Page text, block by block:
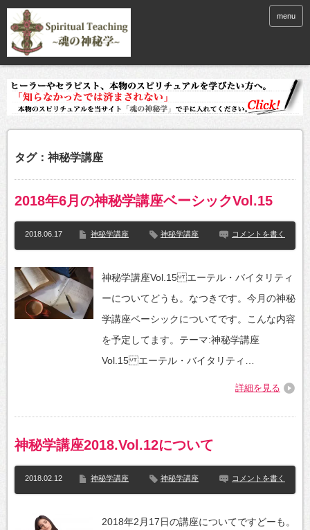
menu
タグ：神秘学講座
2018年6月の神秘学講座ベーシックVol.15
2018.06.17 神秘学講座 神秘学講座 コメントを書く
神秘学講座Vol.15 エーテル・バイタリティ
ーについてどうも。なつきです。今月の神秘
学講座ベーシックについてです。こんな内容
を予定してます。テーマ:神秘学講座
Vol.15 エーテル・バイタリティ…
詳細を見る
神秘学講座2018.Vol.12について
2018.02.12 神秘学講座 神秘学講座 コメントを書く
2018年2月17日の講座についてですどーも。